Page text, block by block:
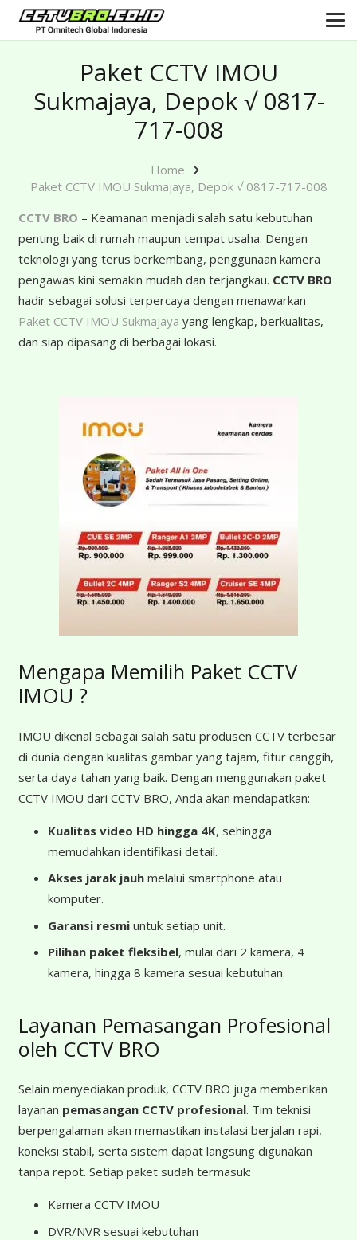
Paket CCTV IMOU
Sukmajaya, Depok √ 0817-
717-008
Home
Paket CCTV IMOU Sukmajaya, Depok √ 0817-717-008
CCTV BRO – Keamanan menjadi salah satu kebutuhan
penting baik di rumah maupun tempat usaha. Dengan
teknologi yang terus berkembang, penggunaan kamera
pengawas kini semakin mudah dan terjangkau. CCTV BRO
hadir sebagai solusi terpercaya dengan menawarkan
Paket CCTV IMOU Sukmajaya yang lengkap, berkualitas,
dan siap dipasang di berbagai lokasi.
Mengapa Memilih Paket CCTV
IMOU ?
IMOU dikenal sebagai salah satu produsen CCTV terbesar
di dunia dengan kualitas gambar yang tajam, fitur canggih,
serta daya tahan yang baik. Dengan menggunakan paket
CCTV IMOU dari CCTV BRO, Anda akan mendapatkan:
Kualitas video HD hingga 4K, sehingga
memudahkan identifikasi detail.
Akses jarak jauh melalui smartphone atau
komputer.
Garansi resmi untuk setiap unit.
Pilihan paket fleksibel, mulai dari 2 kamera, 4
kamera, hingga 8 kamera sesuai kebutuhan.
Layanan Pemasangan Profesional
oleh CCTV BRO
Selain menyediakan produk, CCTV BRO juga memberikan
layanan pemasangan CCTV profesional. Tim teknisi
berpengalaman akan memastikan instalasi berjalan rapi,
koneksi stabil, serta sistem dapat langsung digunakan
tanpa repot. Setiap paket sudah termasuk:
Kamera CCTV IMOU
DVR/NVR sesuai kebutuhan